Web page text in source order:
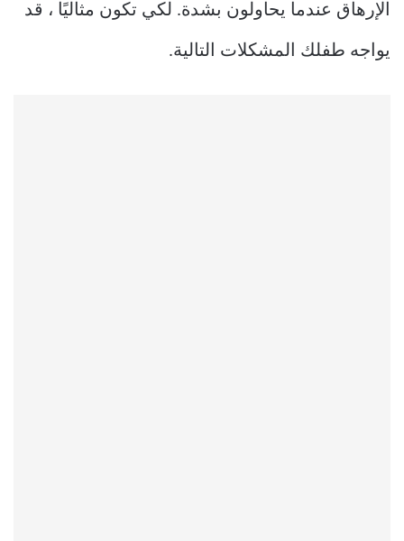
الإرهاق عندما يحاولون بشدة. لكي تكون مثاليًا ، قد
يواجه طفلك المشكلات التالية.